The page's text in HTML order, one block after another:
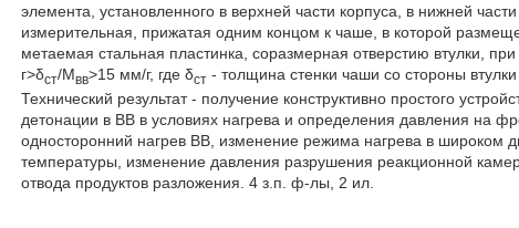
элемента, установленного в верхней части корпуса, в нижней
измерительная, прижатая одним концом к чаше, в которой
метаемая стальная пластинка, соразмерная отверстию втулки,
г>δст/Мвв>15 мм/г, где δст - толщина стенки чаши со стороны
Технический результат - получение конструктивно простого
детонации в ВВ в условиях нагрева и определения давления на
односторонний нагрев ВВ, изменение режима нагрева в широком
температуры, изменение давления разрушения реакционной
отвода продуктов разложения. 4 з.п. ф-лы, 2 ил.